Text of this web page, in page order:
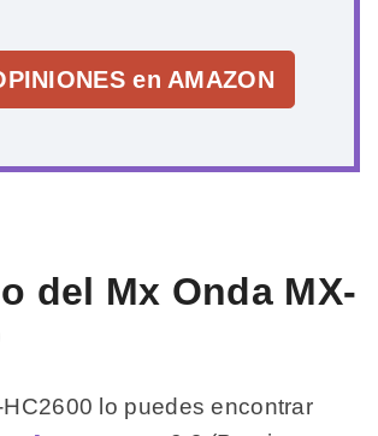
en AMAZON
del Mx Onda MX-
lo puedes encontrar